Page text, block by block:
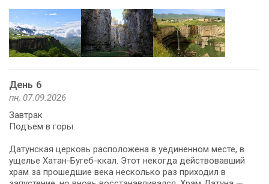
День 6
пн, 07.09.2026
Завтрак
Подъем в горы.
Датунская церковь расположена в уединенном месте, в
ущелье Хатан-Бугеб-ккал. Этот некогда действовавший
храм за прошедшие века несколько раз приходил в